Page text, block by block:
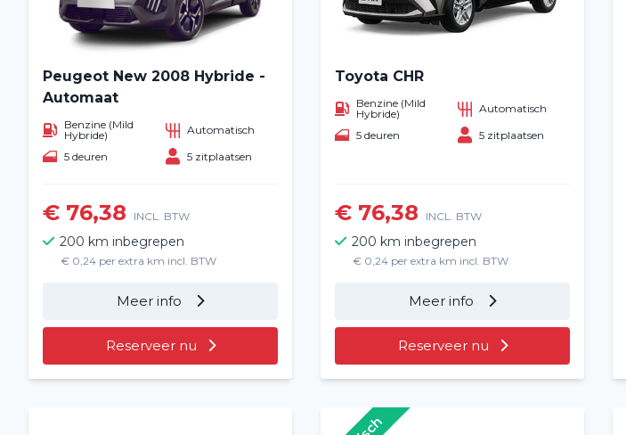
Peugeot New 2008 Hybride -
Automaat
Benzine (Mild
Hybride)
Automatisch
5 deuren
5 zitplaatsen
€ 76,38 INCL. BTW
200 km inbegrepen
€ 0,24 per extra km incl. BTW
Meer info
Reserveer nu
Toyota CHR
Benzine (Mild
Hybride)
Automatisch
5 deuren
5 zitplaatsen
€ 76,38 INCL. BTW
200 km inbegrepen
€ 0,24 per extra km incl. BTW
Meer info
Reserveer nu